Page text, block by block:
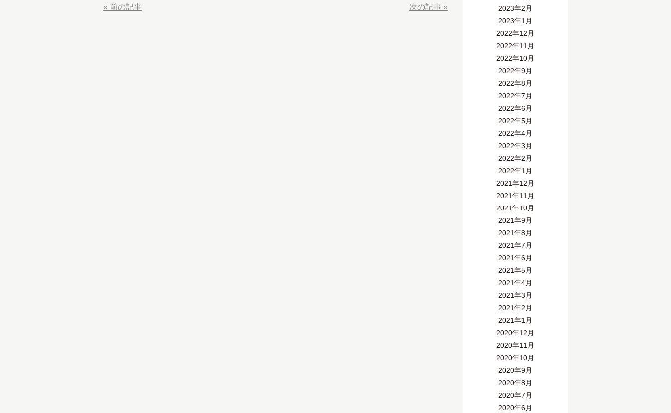
« 前の記事 次の記事 »
2023年2月
2023年1月
2022年12月
2022年11月
2022年10月
2022年9月
2022年8月
2022年7月
2022年6月
2022年5月
2022年4月
2022年3月
2022年2月
2022年1月
2021年12月
2021年11月
2021年10月
2021年9月
2021年8月
2021年7月
2021年6月
2021年5月
2021年4月
2021年3月
2021年2月
2021年1月
2020年12月
2020年11月
2020年10月
2020年9月
2020年8月
2020年7月
2020年6月